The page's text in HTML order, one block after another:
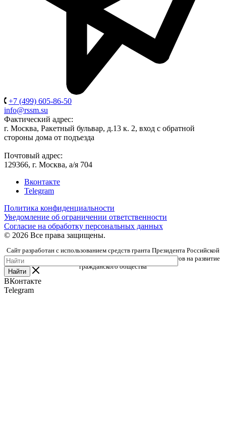
+7 (499) 605-86-50
info@rssm.su
Фактический адрес:
г. Москва, Ракетный бульвар, д.13 к. 2, вход с обратной
стороны дома от подъезда
Почтовый адрес:
129366, г. Москва, а/я 704
Вконтакте
Telegram
Политика конфиденциальности
Уведомление об ограничении ответственности
Согласие на обработку персональных данных
© 2026 Все права защищены.
Сайт разработан с использованием средств гранта Президента Российской
Федерации, предоставленного Фондом президентских грантов на развитие
гражданского общества
Найти
ВКонтакте
Telegram